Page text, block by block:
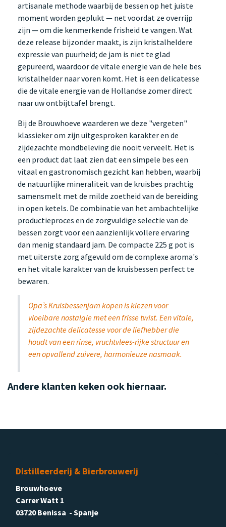
artisanale methode waarbij de bessen op het juiste
moment worden geplukt — net voordat ze overrijp
zijn — om die kenmerkende frisheid te vangen. Wat
deze release bijzonder maakt, is zijn kristalheldere
expressie van puurheid; de jam is niet te glad
gepureerd, waardoor de vitale energie van de hele bes
kristalhelder naar voren komt. Het is een delicatesse
die de vitale energie van de Hollandse zomer direct
naar uw ontbijttafel brengt.
Bij de Brouwhoeve waarderen we deze "vergeten"
klassieker om zijn uitgesproken karakter en de
zijdezachte mondbeleving die nooit verveelt. Het is
een product dat laat zien dat een simpele bes een
vitaal en gastronomisch gezicht kan hebben, waarbij
de natuurlijke mineraliteit van de kruisbes prachtig
samensmelt met de milde zoetheid van de bereiding
in open ketels. De combinatie van het ambachtelijke
productieproces en de zorgvuldige selectie van de
bessen zorgt voor een aanzienlijk vollere ervaring
dan menig standaard jam. De compacte 225 g pot is
met uiterste zorg afgevuld om de complexe aroma's
en het vitale karakter van de kruisbessen perfect te
bewaren.
Opa’s Kruisbessenjam kopen is kiezen voor
vloeibare nostalgie met een frisse twist. Een vitale,
zijdezachte delicatesse voor de liefhebber die
houdt van een rinse, vruchtvlees-rijke structuur en
een opvallend zuivere, harmonieuze nasmaak.
Andere klanten keken ook hiernaar.
Distilleerderij & Bierbrouwerij
Brouwhoeve
Carrer Watt 1
03720 Benissa - Spanje